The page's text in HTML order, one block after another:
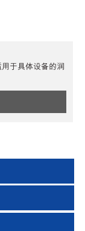
于具体设备的润